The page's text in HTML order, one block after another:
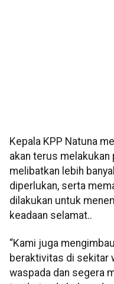
Kepala KPP Natuna
akan terus
melibatkan lebih
diperlukan, serta
dilakukan untuk
keadaan selamat..
“Kami juga
beraktivitas di sekitar
waspada dan segera